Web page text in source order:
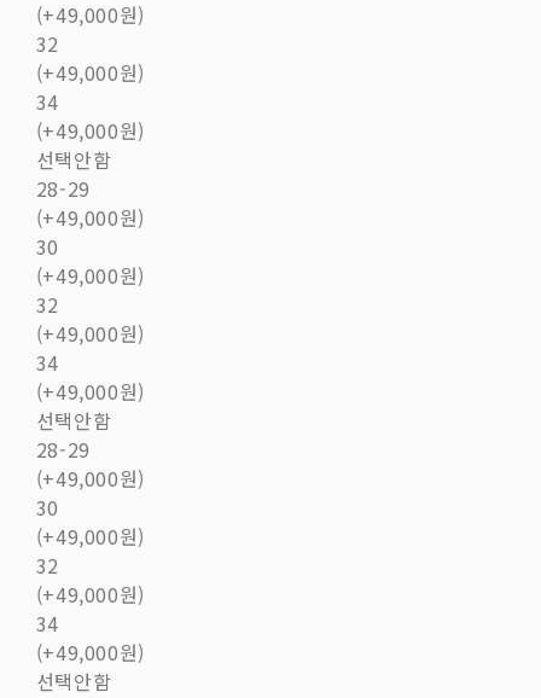
(+49,000원)
32
(+49,000원)
34
(+49,000원)
선택안함
28-29
(+49,000원)
30
(+49,000원)
32
(+49,000원)
34
(+49,000원)
선택안함
28-29
(+49,000원)
30
(+49,000원)
32
(+49,000원)
34
(+49,000원)
선택안함